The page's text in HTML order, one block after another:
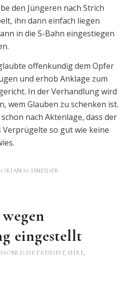
den Jüngeren nach Strich
ihn dann einfach liegen
in die S-Bahn eingestiegen
offenkundig dem Opfer
und erhob Anklage zum
In der Verhandlung wird
wem Glauben zu schenken ist.
nach Aktenlage, dass der
Verprügelte so gut wie keine
SCHNEIDER
eingestellt
FREIHEIT, EHRE,